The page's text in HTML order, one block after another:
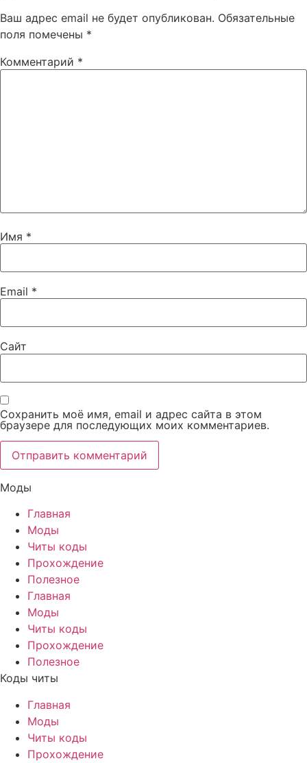
Ваш адрес email не будет опубликован. Обязательные
поля помечены *
Комментарий *
Имя *
Email *
Сайт
Сохранить моё имя, email и адрес сайта в этом
браузере для последующих моих комментариев.
Моды
Главная
Моды
Читы коды
Прохождение
Полезное
Главная
Моды
Читы коды
Прохождение
Полезное
Коды читы
Главная
Моды
Читы коды
Прохождение